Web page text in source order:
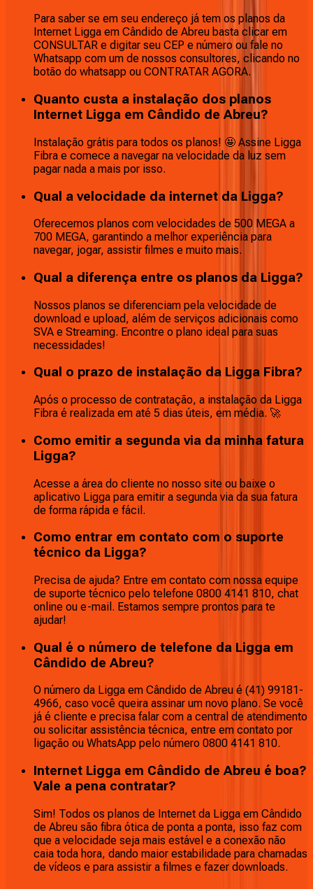
Para saber se em seu endereço já tem os planos da
Internet Ligga em Cândido de Abreu basta clicar em
CONSULTAR e digitar seu CEP e número ou fale no
Whatsapp com um de nossos consultores, clicando no
botão do whatsapp ou CONTRATAR AGORA.
Quanto custa a instalação dos planos
Internet Ligga em Cândido de Abreu?
Instalação grátis para todos os planos! 🤩 Assine Ligga
Fibra e comece a navegar na velocidade da luz sem
pagar nada a mais por isso.
Qual a velocidade da internet da Ligga?
Oferecemos planos com velocidades de 500 MEGA a
700 MEGA, garantindo a melhor experiência para
navegar, jogar, assistir filmes e muito mais.
Qual a diferença entre os planos da Ligga?
Nossos planos se diferenciam pela velocidade de
download e upload, além de serviços adicionais como
SVA e Streaming. Encontre o plano ideal para suas
necessidades!
Qual o prazo de instalação da Ligga Fibra?
Após o processo de contratação, a instalação da Ligga
Fibra é realizada em até 5 dias úteis, em média. 🚀
Como emitir a segunda via da minha fatura
Ligga?
Acesse a área do cliente no nosso site ou baixe o
aplicativo Ligga para emitir a segunda via da sua fatura
de forma rápida e fácil.
Como entrar em contato com o suporte
técnico da Ligga?
Precisa de ajuda? Entre em contato com nossa equipe
de suporte técnico pelo telefone 0800 4141 810, chat
online ou e-mail. Estamos sempre prontos para te
ajudar!
Qual é o número de telefone da Ligga em
Cândido de Abreu?
O número da Ligga em Cândido de Abreu é (41) 99181-
4966, caso você queira assinar um novo plano. Se você
já é cliente e precisa falar com a central de atendimento
ou solicitar assistência técnica, entre em contato por
ligação ou WhatsApp pelo número 0800 4141 810.
Internet Ligga em Cândido de Abreu é boa?
Vale a pena contratar?
Sim! Todos os planos de Internet da Ligga em Cândido
de Abreu são fibra ótica de ponta a ponta, isso faz com
que a velocidade seja mais estável e a conexão não
caia toda hora, dando maior estabilidade para chamadas
de vídeos e para assistir a filmes e fazer downloads.